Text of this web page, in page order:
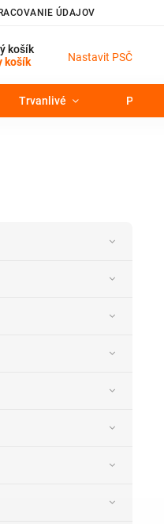
ÚDAJOV
košík
košík
Nastavit PSČ
Trvanlivé